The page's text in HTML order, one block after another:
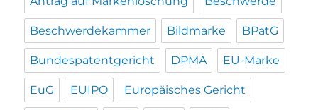
Beschwerdekammer Bildmarke BPatG
Bundespatentgericht DPMA EU-Marke
EuG EUIPO Europäisches Gericht